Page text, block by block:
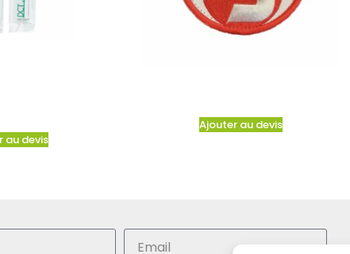
au devis
Ajouter au devis